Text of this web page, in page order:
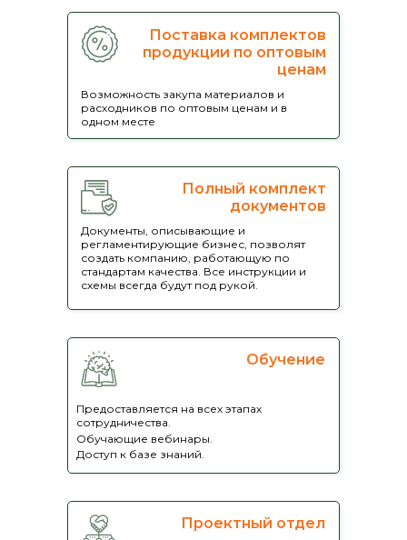
Полный комплект
документов
Документы, описывающие и
регламентирующие бизнес, позволят
создать компанию, работающую по
стандартам качества. Все инструкции и
схемы всегда будут под рукой.
Поставка комплектов
продукции по оптовым
ценам
Возможность закупа материалов и
расходников по оптовым ценам и в
одном месте
Проектный отдел
Обучение
Предоставляется на всех этапах
сотрудничества.
Доступ к базе знаний.
Обучающие вебинары.
Закажите пакет
документов по
франшизе
Мы проведем тебя за руку по всем
этапам: от подбора оптимального плана
до получения первой прибыли и
масштабирования бизнеса.
Чтобы получить финансовый план и
проконсультироваться по любым вопросам
Ваше имя
Ваши контакты для связи
+7